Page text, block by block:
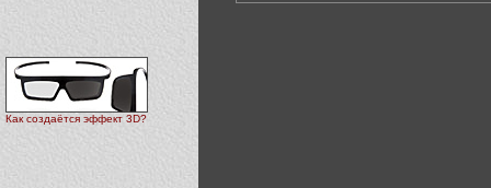
Как создаётся эффект 3D?